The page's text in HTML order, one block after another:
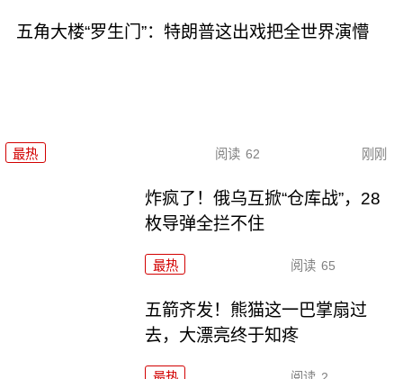
五角大楼“罗生门”：特朗普这出戏把全世界演懵
最热 阅读 62 刚刚
炸疯了！俄乌互掀“仓库战”，28
枚导弹全拦不住
最热 阅读 65
五箭齐发！熊猫这一巴掌扇过
去，大漂亮终于知疼